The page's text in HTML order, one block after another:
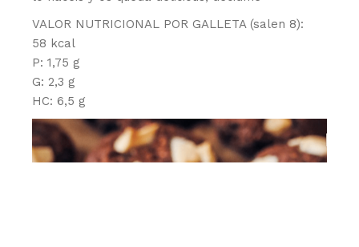
VALOR NUTRICIONAL POR GALLETA (salen 8):
58 kcal
P: 1,75 g
G: 2,3 g
HC: 6,5 g